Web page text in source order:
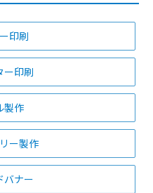
印刷
ー印刷
製作
ー製作
バナー